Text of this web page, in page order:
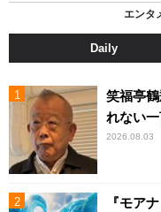
エンタ
Daily
笑福亭
れない
2026.08.03
『モア